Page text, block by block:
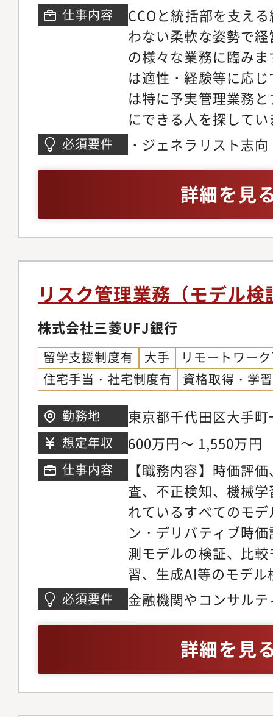
スのコンプライアン
ける中核的な役割を
広い関係者と協働し
装までプロジェクト
ただけます【想定キ
見やデータ分析スキ
プロフェッショナル
とを想定しています
ことで、将来的には
セクションへの異動
等のマネジメントと
務をリードしていた
も期待しています
仕事内容
CCOと統括部を支え
わない柔軟な姿勢で
の様々な業務に臨み
は適性・経験等に応
は特に予実管理業務
にできる人を探して
込んでいただきたい
でのレポーティング
その他、年間の予算
画検討支援業務（プ
括部内その他の配置
や、複数の配置をま
去のプロジェクト例
裁権限ルールの刷新
の刷新等）、子会社
検討、等 ＜その他の
（経営会議、取締役
の提案事項取りまと
ンプライアンス委員
のコミュニケーショ
行・AIの活用推進・
Circle：品質管理サ
善活動の事務局CCO
他配置の配置長との
と会社の成長を実感
環境10名未満、20代
で、出身業界・分野
必須要件
・ジェネラリスト志
総合的な視点で幅広
る方。・問題解決能
ル・コミュニケーシ
が持つ様々な事業の
ローバル経営層、各
効果的にコミュニケ
成力：資料の内容検
MSOffice（
操作＜経験業務・出
の経験をお持ちの方
進経験（仕組み作り
ホルダーとのコミュ
上・経営企画・経営
ロジェクトの推進、
の事務局、予算管理
方）
詳細を見
リスク管理業務（モデル検
株式会社三菱UFJ銀行
留学支援制度有 大手
リモートワー
住宅手当・社宅制度有
資格取得・学
勤務地
東京都千代田区大手
フィナンシャルシテ
想定年収 600万円～ 1,550万円
仕事内容
【職務内容】時価評
査、不正検知、機械
れているすべてのモ
ン・デリバティブ時
測モデルの検証、比
習、生成AI等のモデ
トップクラスの金融
き、ダイナミズムを
得ることができます
囲なモデルを扱い検
融商品知識や数理的
必須要件
金融機関やコンサル
詳細を見